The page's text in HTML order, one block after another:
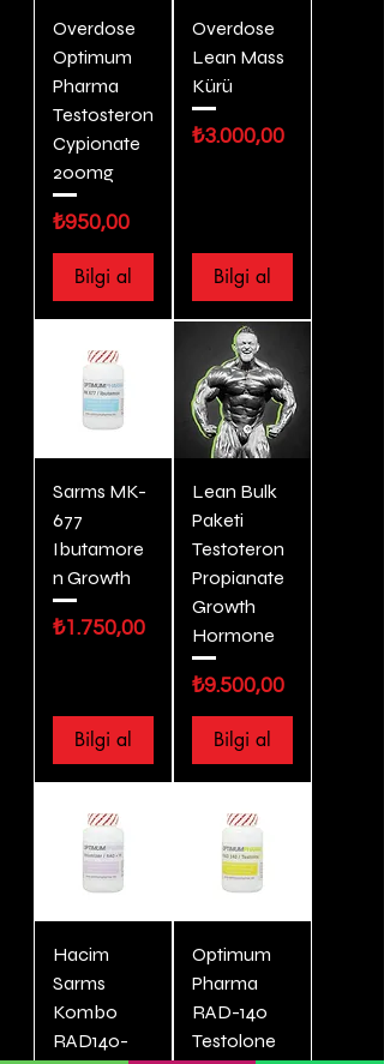
Overdose
Optimum
Pharma
Testosteron
Cypionate
200mg
Fiyat
₺950,00
Bilgi al
Overdose
Lean Mass
Kürü
Fiyat
₺3.000,00
Bilgi al
Sarms MK-
677
Ibutamore
n Growth
Fiyat
₺1.750,00
Bilgi al
Lean Bulk
Paketi
Testoteron
Propianate
Growth
Hormone
Fiyat
₺9.500,00
Bilgi al
Hacim
Sarms
Kombo
RAD140-
Optimum
Pharma
RAD-140
Testolone